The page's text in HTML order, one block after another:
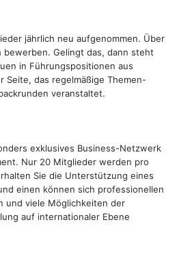
jährlich neu aufgenommen. Über
bewerben. Gelingt das, dann steht
in Führungspositionen aus
Seite, das regelmäßige Themen-
veranstaltet.
exklusives Business-Netzwerk
Nur 20 Mitglieder werden pro
Sie die Unterstützung eines
einen können sich professionellen
und viele Möglichkeiten der
auf internationaler Ebene